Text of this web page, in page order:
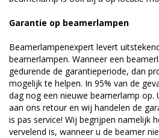
Garantie op beamerlampen
Beamerlampenexpert levert
beamerlampen. Wanneer een
gedurende de garantieperiode, dan
mogelijk te helpen. In 95% van de
dag nog een nieuwe beamerlamp op.
aan ons retour en wij handelen de
is pas service! Wij begrijpen namelijk
vervelend is, wanneer u de beamer